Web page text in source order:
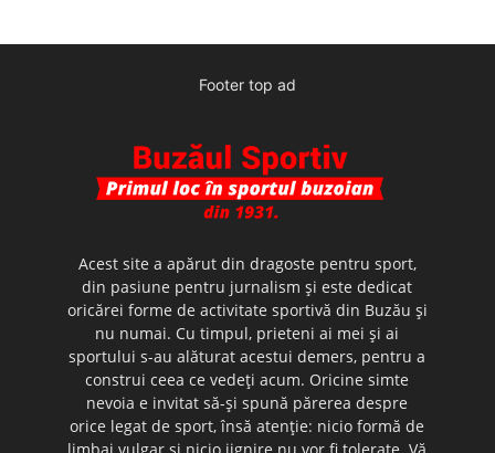
Footer top ad
Acest site a apărut din dragoste pentru sport,
din pasiune pentru jurnalism şi este dedicat
oricărei forme de activitate sportivă din Buzău şi
nu numai. Cu timpul, prieteni ai mei şi ai
sportului s-au alăturat acestui demers, pentru a
construi ceea ce vedeţi acum. Oricine simte
nevoia e invitat să-şi spună părerea despre
orice legat de sport, însă atenţie: nicio formă de